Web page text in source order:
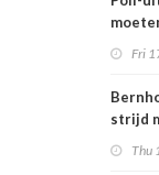
Fri
strijd
Thu